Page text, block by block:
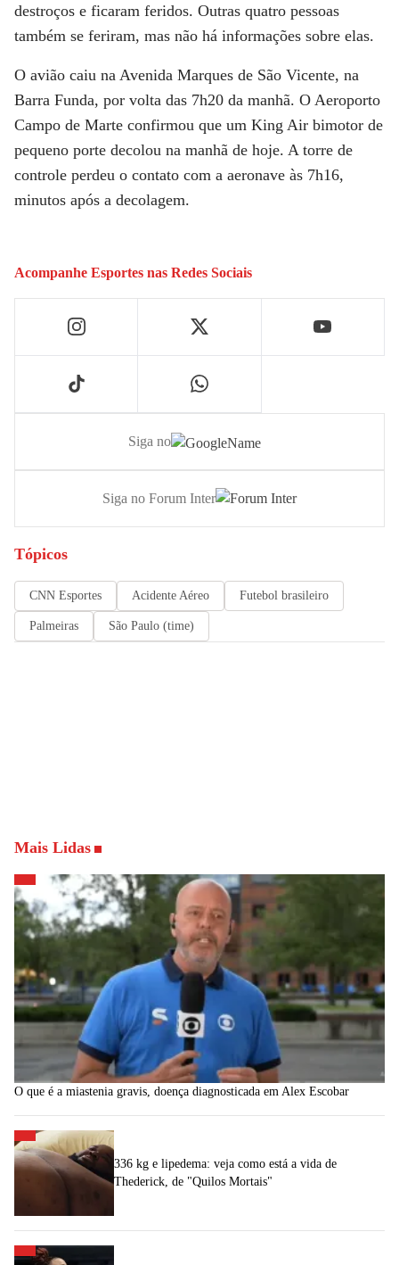
destroços e ficaram feridos. Outras quatro pessoas
também se feriram, mas não há informações sobre elas.
O avião caiu na Avenida Marques de São Vicente, na
Barra Funda, por volta das 7h20 da manhã. O Aeroporto
Campo de Marte confirmou que um King Air bimotor de
pequeno porte decolou na manhã de hoje. A torre de
controle perdeu o contato com a aeronave às 7h16,
minutos após a decolagem.
Acompanhe Esportes nas Redes Sociais
Siga no
Siga no Forum Inter
Tópicos
CNN Esportes Acidente Aéreo Futebol brasileiro
Palmeiras São Paulo (time)
Mais Lidas
O que é a miastenia gravis, doença diagnosticada em Alex Escobar
336 kg e lipedema: veja como está a vida de
Thederick, de "Quilos Mortais"